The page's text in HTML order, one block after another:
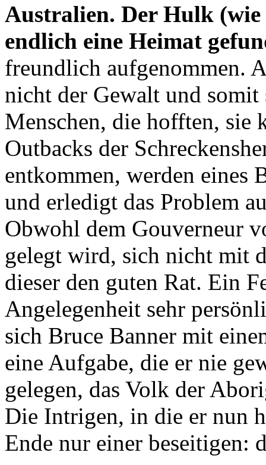
Australien. Der Hulk
endlich eine Heimat
freundlich aufgenommen.
nicht der Gewalt und
Menschen, die hofften, sie
Outbacks der
entkommen, werden eines
und erledigt das Problem
Obwohl dem Gouverneur
gelegt wird, sich nicht mit
dieser den guten Rat. Ein
Angelegenheit sehr
sich Bruce Banner mit
eine Aufgabe, die er nie
gelegen, das Volk der
Die Intrigen, in die er nun
Ende nur einer beseitigen: